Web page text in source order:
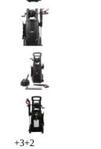
+3+2